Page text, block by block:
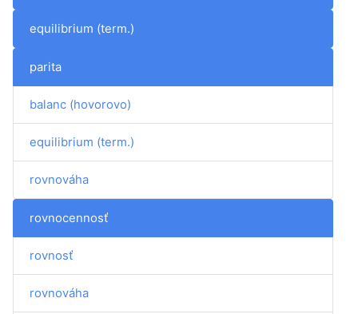
equilibrium (term.)
parita
balanc (hovorovo)
equilibrium (term.)
rovnováha
rovnocennosť
rovnosť
rovnováha